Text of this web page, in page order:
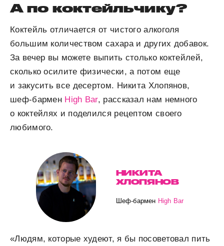
А по коктейльчику?
Коктейль отличается от чистого алкоголя
большим количеством сахара и других добавок.
За вечер вы можете выпить столько коктейлей,
сколько осилите физически, а потом еще
и закусить все десертом. Никита Хлопянов,
шеф-бармен High Bar, рассказал нам немного
о коктейлях и поделился рецептом своего
любимого.
НИКИТА
ХЛОПЯНОВ
Шеф-бармен High Bar
«Людям, которые худеют, я бы посоветовал пить